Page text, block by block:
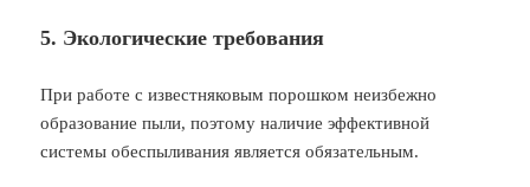
5. Экологические требования
При работе с известняковым порошком неизбежно
образование пыли, поэтому наличие эффективной
системы обеспыливания является обязательным.